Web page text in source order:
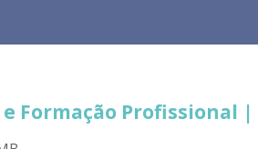
Formação Profissional |